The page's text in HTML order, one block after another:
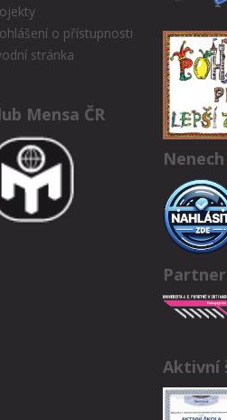
o přístupnosti
stránka
Mensa ČR
Aktivní